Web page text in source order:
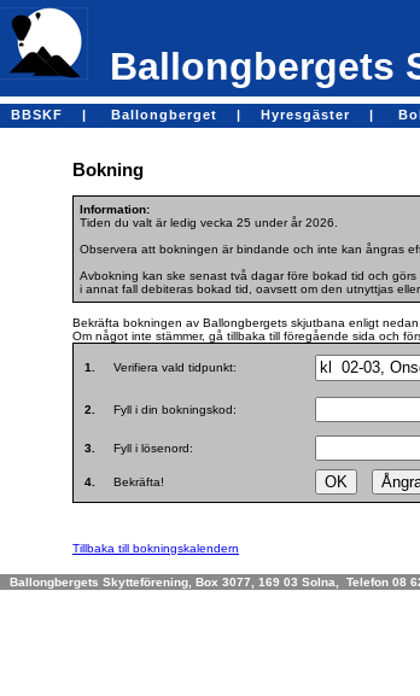
Ballongbergets
BBSKF | Ballongberget | Hyresgäster |
Bokning
Information:
Tiden du valt är ledig vecka 25 under år 2026.
Observera att bokningen är bindande och inte kan ångras
Avbokning kan ske senast två dagar före bokad tid och görs
i annat fall debiteras bokad tid, oavsett om den utnyttjas eller
Bekräfta bokningen av Ballongbergets skjutbana enligt nedan.
Om något inte stämmer, gå tillbaka till föregående sida och
1. Verifiera vald tidpunkt:
2. Fyll i din bokningskod:
3. Fyll i lösenord:
4. Bekräfta!
Tillbaka till bokningskalendern
Ballongbergets Skytteförening, Box 3077, 169 03 Solna, Telefon 08